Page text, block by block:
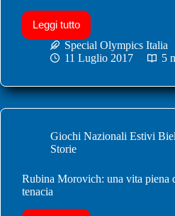
Leggi tutto
Special Olympics Italia
11 Luglio 2017
5
Giochi Nazionali Estivi
Storie
Rubina Morovich: una vita piena
tenacia